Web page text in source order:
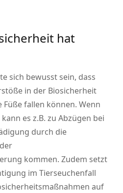
hat
sich bewusst sein, dass
in der Biosicherheit
fallen können. Wenn
es z.B. zu Abzügen bei
durch die
kommen. Zudem setzt
im Tierseuchenfall
auf